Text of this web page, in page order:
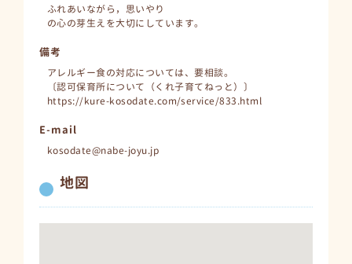
ふれあいながら，思いやり
の心の芽生えを大切にしています。
備考
アレルギー食の対応については、要相談。
〔認可保育所について（くれ子育てねっと）〕
https://kure-kosodate.com/service/833.html
E-mail
kosodate@nabe-joyu.jp
地図